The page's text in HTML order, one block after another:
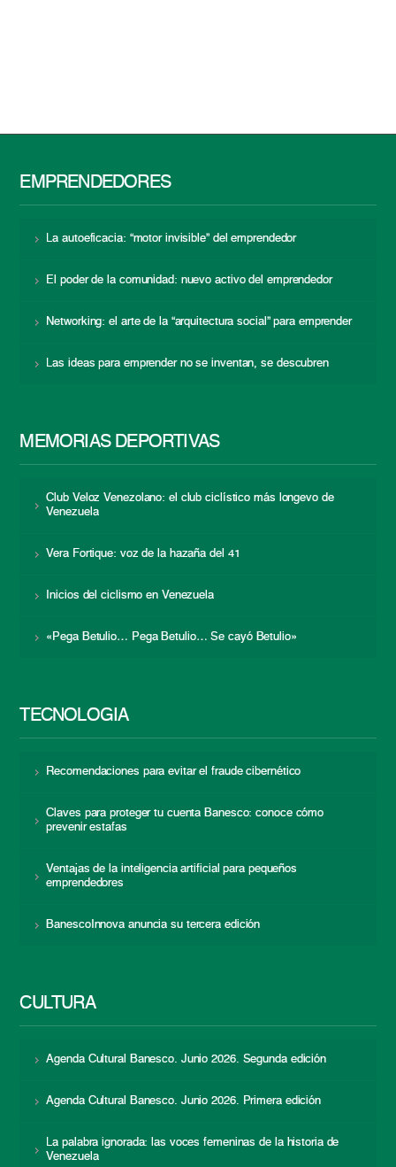
EMPRENDEDORES
La autoeficacia: “motor invisible” del emprendedor
El poder de la comunidad: nuevo activo del emprendedor
Networking: el arte de la “arquitectura social” para emprender
Las ideas para emprender no se inventan, se descubren
MEMORIAS DEPORTIVAS
Club Veloz Venezolano: el club ciclístico más longevo de
Venezuela
Vera Fortique: voz de la hazaña del 41
Inicios del ciclismo en Venezuela
«Pega Betulio… Pega Betulio… Se cayó Betulio»
TECNOLOGÍA
Recomendaciones para evitar el fraude cibernético
Claves para proteger tu cuenta Banesco: conoce cómo
prevenir estafas
Ventajas de la inteligencia artificial para pequeños
emprendedores
BanescoInnova anuncia su tercera edición
CULTURA
Agenda Cultural Banesco. Junio 2026. Segunda edición
Agenda Cultural Banesco. Junio 2026. Primera edición
La palabra ignorada: las voces femeninas de la historia de
Venezuela